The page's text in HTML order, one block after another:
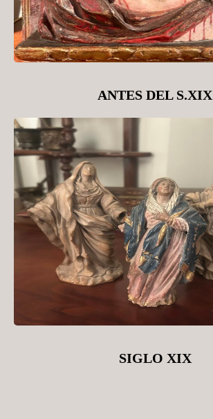
ANTES DEL S.XIX
SIGLO XIX